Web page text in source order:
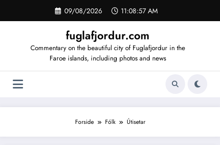
indhold
09/08/2026 11:08:57 AM
fuglafjordur.com
Commentary on the beautiful city of Fuglafjordur in the
Faroe islands, including photos and news
Forside Fólk Útisetar